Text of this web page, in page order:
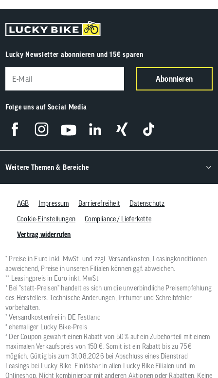
Lucky Newsletter abonnieren und 15€ sparen
Abonnieren
Folge uns auf Social Media
Weitere Themen & Bereiche
AGB Impressum Barrierefreiheit
Datenschutz
Cookie-Einstellungen
Compliance / Lieferkette
Vertrag widerrufen
* Preise in Euro inkl. MwSt. und zzgl. Versandkosten , Leasingkonditionen
abweichend, Preise in unseren Filialen können ggf. abweichen.
** Leasingpreis in Euro inkl. MwSt
¹ Bei "statt-Preisen" handelt es sich um die unverbindliche Preisempfehlung
des Herstellers. Technische Änderungen, Irrtümer und Schreibfehler
vorbehalten.
² Versandkostenfrei in DE Festland
³ ehemaliger Lucky Bike-Preis
⁴ Der Coupon gewährt einen Rabatt von 50 % auf ein Zubehörteil mit einem
maximalen Verkaufspreis von 150 €. Somit ist ein Rabatt bis zu 75 €
möglich. Gültig bis zum 31.08.2026 bei Abschluss eines Dienstrad
Leasings bei Lucky Bike. Einlösbar in allen Lucky Bike Filialen und im
Onlineshop. Nicht kombinierbar mit anderen Aktionen oder Rabatten. Keine